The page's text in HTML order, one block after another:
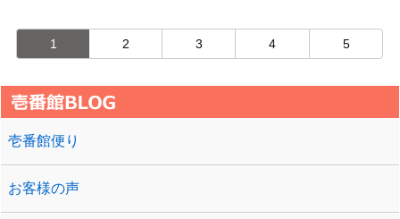
納車ま ...
1 2 3 4 5
壱番館便り
お客様の声